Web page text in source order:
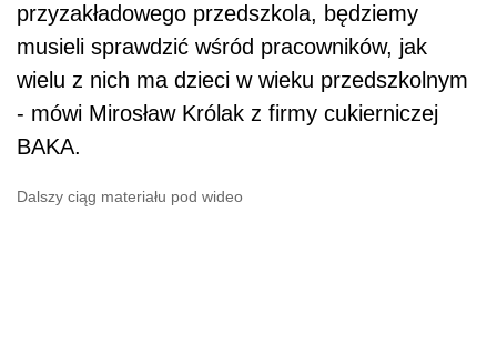
przyzakładowego przedszkola, będziemy
musieli sprawdzić wśród pracowników, jak
wielu z nich ma dzieci w wieku przedszkolnym
- mówi Mirosław Królak z firmy cukierniczej
BAKA.
Dalszy ciąg materiału pod wideo